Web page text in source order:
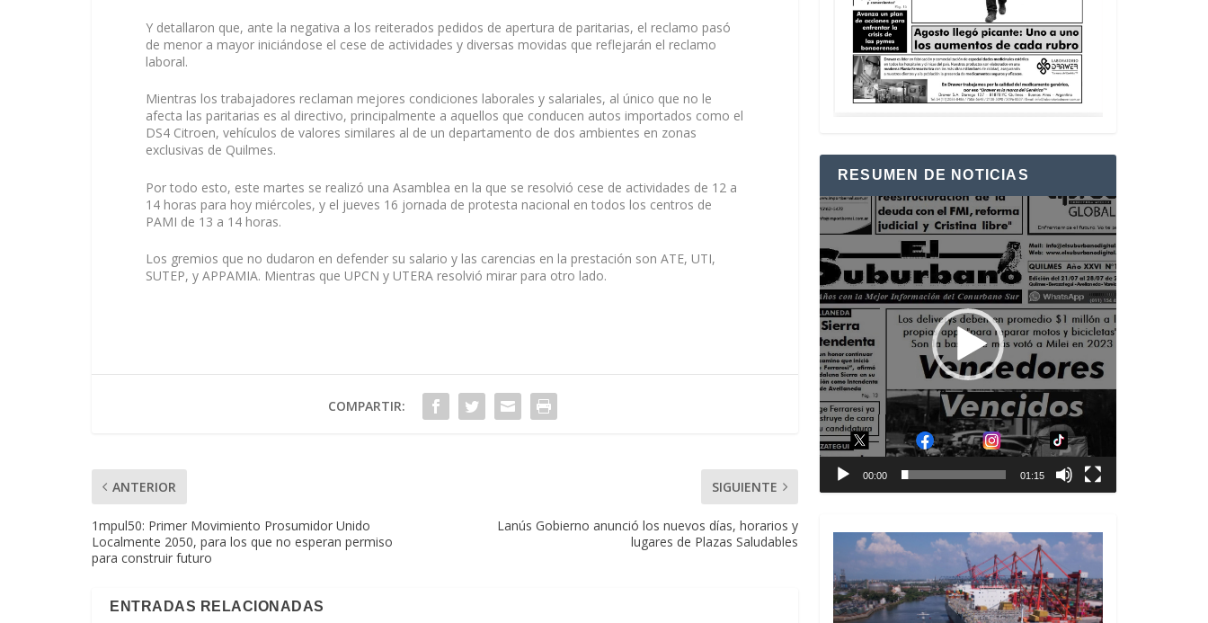
Y detallaron que, ante la negativa a los reiterados pedidos de apertura de paritarias, el reclamo pasó
de menor a mayor iniciándose el cese de actividades y diversas movidas que reflejarán el reclamo
laboral.
Mientras los trabajadores reclaman mejores condiciones laborales y salariales, al único que no le
afecta las paritarias es al directivo, principalmente a aquellos que conducen autos importados como el
DS4 Citroen, vehículos de valores similares al de un departamento de dos ambientes en zonas
exclusivas de Quilmes.
Por todo esto, este martes se realizó una Asamblea en la que se resolvió cese de actividades de 12 a
14 horas para hoy miércoles, y el jueves 16 jornada de protesta nacional en todos los centros de
PAMI de 13 a 14 horas.
Los gremios que no dudaron en defender su salario y las carencias en la prestación son ATE, UTI,
SUTEP, y APPAMIA. Mientras que UPCN y UTERA resolvió mirar para otro lado.
COMPARTIR:
ANTERIOR
1mpul50: Primer Movimiento Prosumidor Unido
Localmente 2050, para los que no esperan permiso
para construir futuro
SIGUIENTE
Lanús Gobierno anunció los nuevos días, horarios y
lugares de Plazas Saludables
ENTRADAS RELACIONADAS
RESUMEN DE NOTICIAS
Reproductor
de
vídeo
00:00 01:15